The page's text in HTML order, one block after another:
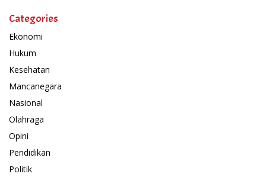
Categories
Ekonomi
Hukum
Kesehatan
Mancanegara
Nasional
Olahraga
Opini
Pendidikan
Politik